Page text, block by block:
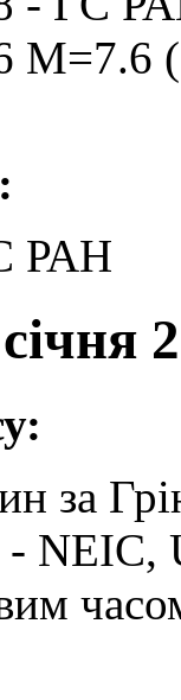
РАН
за
NEIC,